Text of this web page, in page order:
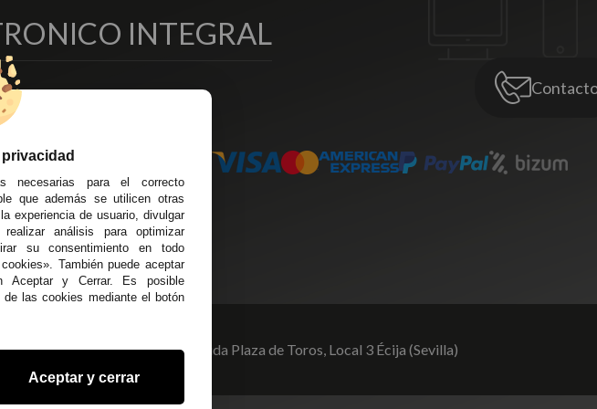
INTEGRAL
DELEGACIONES
- Sevilla
Plaza de Toros. Local 3
Iribarren, 14
- Valencia
135
Avenida Plaza de Toros, Local 3 Écija (Sevilla)
necesarias para el correcto
que además se utilicen otras
experiencia de usuario, divulgar
análisis para optimizar
su consentimiento en todo
También puede aceptar
Aceptar y Cerrar. Es posible
las cookies mediante el botón
Aceptar y cerrar